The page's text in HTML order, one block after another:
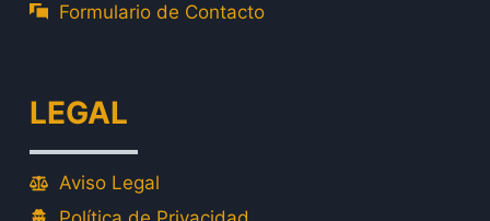
Formulario de Contacto
LEGAL
Aviso Legal